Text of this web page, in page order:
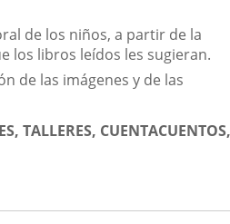
de los niños, a partir de la
los libros leídos les sugieran.
de las imágenes y de las
TALLERES, CUENTACUENTOS,